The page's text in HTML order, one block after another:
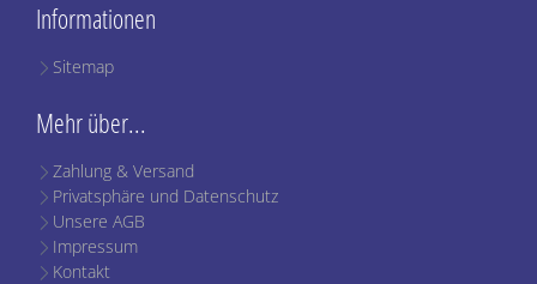
Informationen
Sitemap
Mehr über...
Zahlung & Versand
Privatsphäre und Datenschutz
Unsere AGB
Impressum
Kontakt